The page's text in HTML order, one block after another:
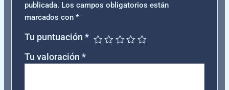
publicada. Los campos obligatorios están
marcados con *
Tu puntuación *
Tu valoración *